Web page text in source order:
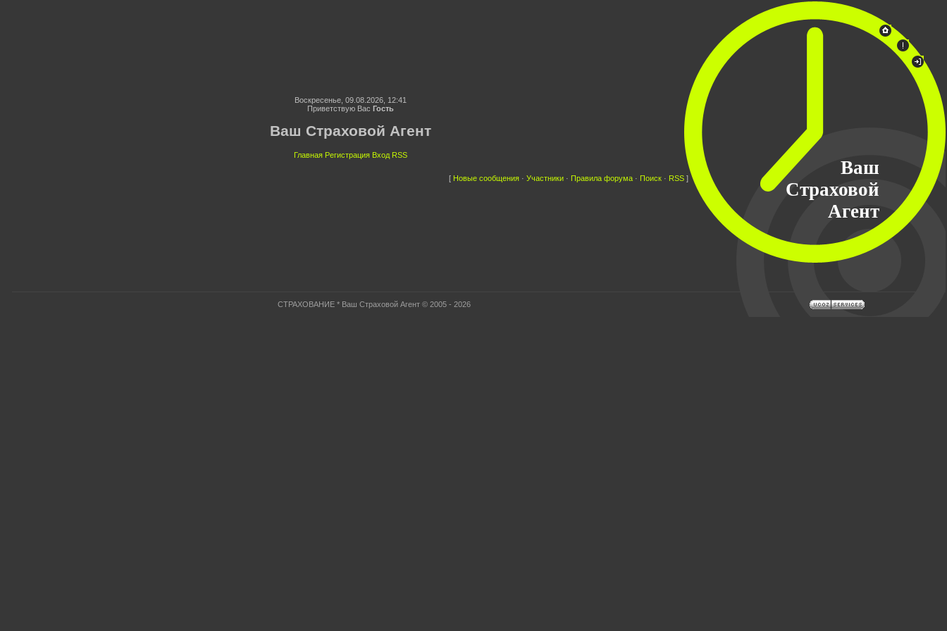
Воскресенье, 09.08.2026, 12:41
Приветствую Вас Гость
Ваш Страховой Агент
Главная Регистрация Вход RSS
[ Новые сообщения · Участники · Правила форума · Поиск · RSS ]
Ваш
Страховой
Агент
СТРАХОВАНИЕ * Ваш Страховой Агент © 2005 - 2026